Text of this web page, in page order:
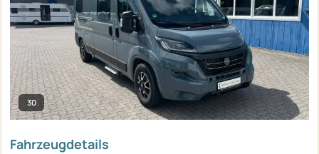
30
Fahrzeugdetails